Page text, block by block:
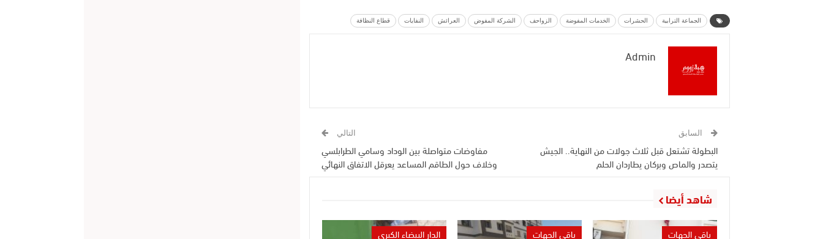
الجماعة الترابية الحشرات الخدمات المفوضة الزواحف الشركة المفوض العرائش النفايات قطاع النظافة
Admin
السابق
البطولة تشتعل قبل ثلاث جولات من النهاية.. الجيش
يتصدر والماص وبركان يطاردان الحلم
التالي
مفاوضات متواصلة بين الوداد وسامي الطرابلسي
وخلاف حول الطاقم المساعد يعرقل الاتفاق النهائي
شاهد أيضا
باقي الجهات باقي الجهات الدار البيضاء الكبرى